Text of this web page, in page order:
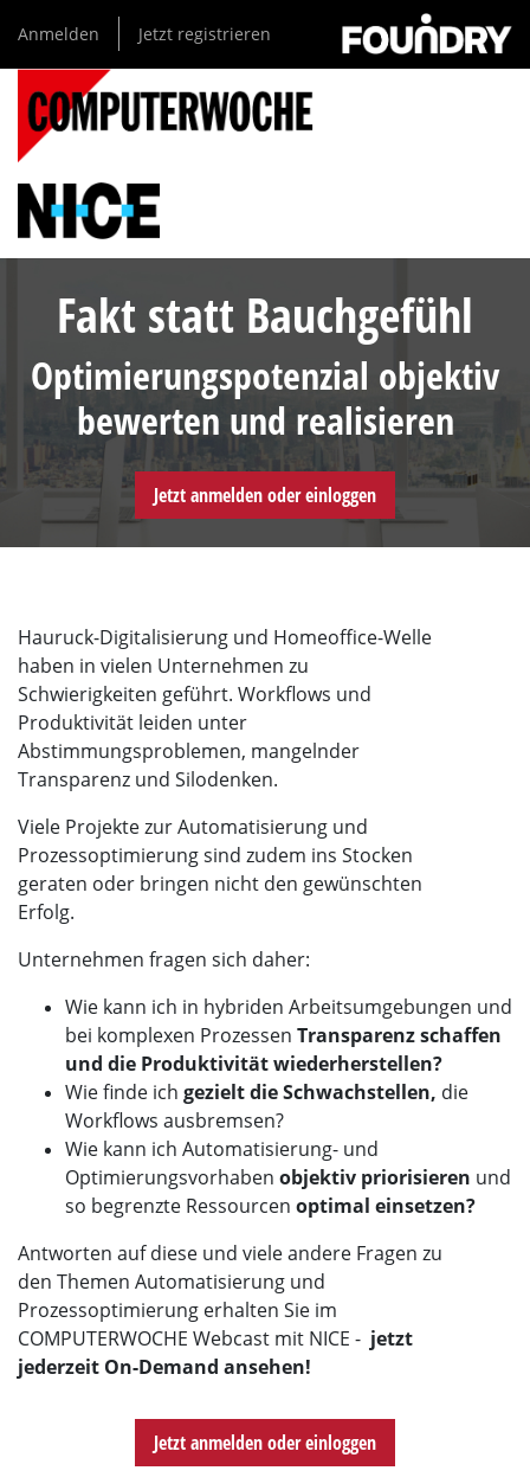
zum
Inhalt
Anmelden Jetzt registrieren
Fakt statt Bauchgefühl
Optimierungspotenzial objektiv
bewerten und realisieren
Jetzt anmelden oder einloggen
Hauruck-Digitalisierung und Homeoffice-Welle
haben in vielen Unternehmen zu
Schwierigkeiten geführt. Workflows und
Produktivität leiden unter
Abstimmungsproblemen, mangelnder
Transparenz und Silodenken.
Viele Projekte zur Automatisierung und
Prozessoptimierung sind zudem ins Stocken
geraten oder bringen nicht den gewünschten
Erfolg.
Unternehmen fragen sich daher:
Wie kann ich in hybriden Arbeitsumgebungen und
bei komplexen Prozessen Transparenz schaffen
und die Produktivität wiederherstellen?
Wie finde ich gezielt die Schwachstellen, die
Workflows ausbremsen?
Wie kann ich Automatisierung- und
Optimierungsvorhaben objektiv priorisieren und
so begrenzte Ressourcen optimal einsetzen?
Antworten auf diese und viele andere Fragen zu
den Themen Automatisierung und
Prozessoptimierung erhalten Sie im
COMPUTERWOCHE Webcast mit NICE - jetzt
jederzeit On-Demand ansehen!
Jetzt anmelden oder einloggen